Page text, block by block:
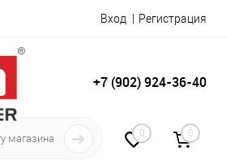
Вход Регистрация
+7 (902) 924-36-40
0 0